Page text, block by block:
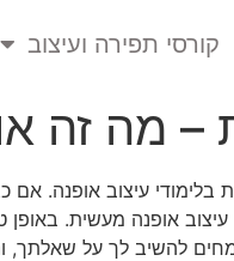
קורסי תפירה ועיצוב
– מה זה
עיצוב אופנה.
עיצוב אופנה מעשית.
להשיב לך על